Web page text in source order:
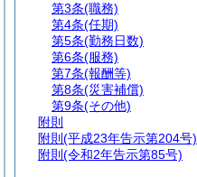
第3条(職務)
第4条(任期)
第5条(勤務日数)
第6条(服務)
第7条(報酬等)
第8条(災害補償)
第9条(その他)
附則
附則 (平成23年告示第204号)
附則 (令和2年告示第85号)